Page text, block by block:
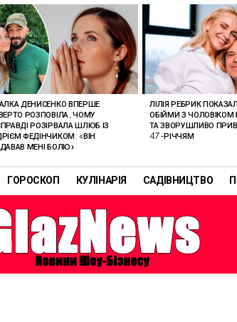
ГОРОСКОП КУЛІНАРІЯ САДІВНИЦТВО
ДЕНИСЕНКО ВПЕРШЕ
РОЗПОВІЛА, ЧОМУ
РОЗІРВАЛА ШЛЮБ ІЗ
ФЕДІНЧИКОМ: «ВІН
МЕНІ БОЛЮ»
ЛІЛІЯ РЕБРИК
ОБІЙМИ З ЧОЛОВІКОМ
ТА ЗВОРУШЛИВО
47-РІЧЧЯМ